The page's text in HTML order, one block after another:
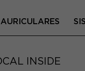
AURICULARES
INSIDE